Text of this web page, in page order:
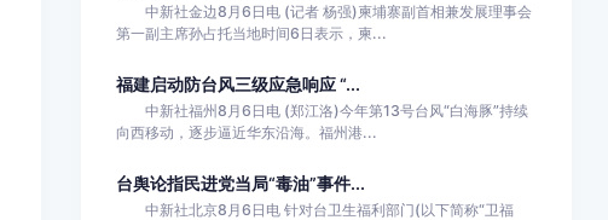
中新社金边8月6日电 (记者 杨强)柬埔寨副首相兼发展理事会
第一副主席孙占托当地时间6日表示，柬...
福建启动防台风三级应急响应 “...
中新社福州8月6日电 (郑江洛)今年第13号台风“白海豚”持续
向西移动，逐步逼近华东沿海。福州港...
台舆论指民进党当局“毒油”事件...
中新社北京8月6日电 针对台卫生福利部门(以下简称“卫福